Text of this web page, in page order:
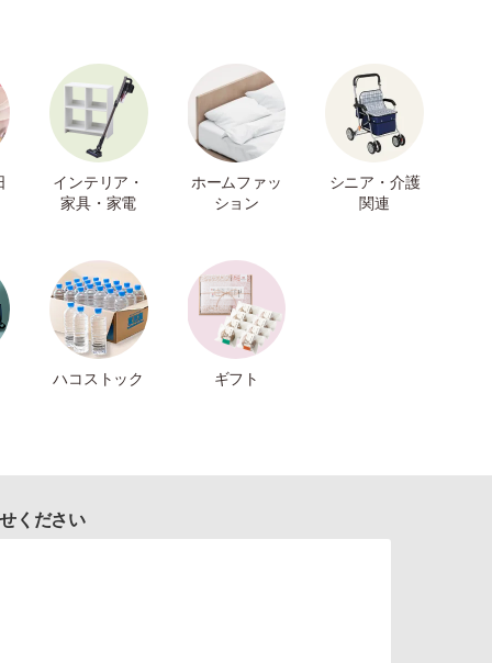
インテリア・
家具・家電
ホームファッ
ション
シニア・介護
関連
ハコストック ギフト
ください